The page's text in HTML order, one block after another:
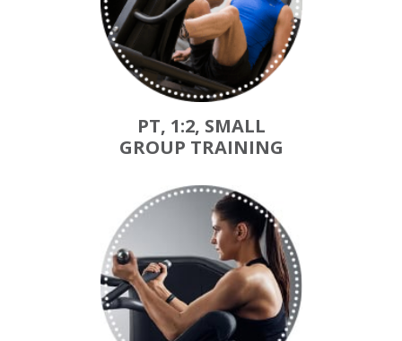
PT, 1:2, SMALL
GROUP TRAINING